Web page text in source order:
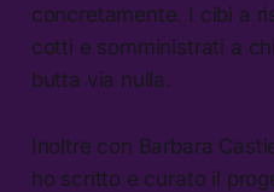
concretamente. I cibi a
cotti e somministrati a
butta via nulla.
Inoltre con Barbara
ho scritto e curato il